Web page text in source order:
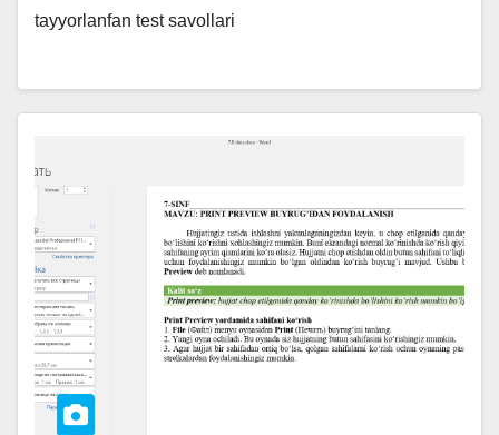
tayyorlanfan test savollari